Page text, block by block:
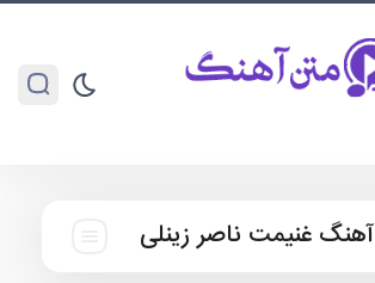
آهنگ غنیمت ناصر زینلی